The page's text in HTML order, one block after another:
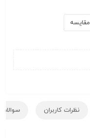
مقایسه
نظرات کاربران سوالات